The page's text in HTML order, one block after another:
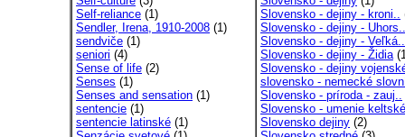
Self-reliance (1)
Sendler, Irena, 1910-2008 (1)
sendviče (1)
seniori (4)
Sense of life (2)
Senses (1)
Senses and sensation (1)
sentencie (1)
sentencie latinské (1)
Slovensko - dejiny - kroni..
Slovensko - dejiny - Uhors..
Slovensko - dejiny - Veľká..
Slovensko - dejiny - Židia
Slovensko - dejiny
slovensko - nemecké
Slovensko - príroda - zauj..
Slovensko - umenie
Slovensko dejiny (2)